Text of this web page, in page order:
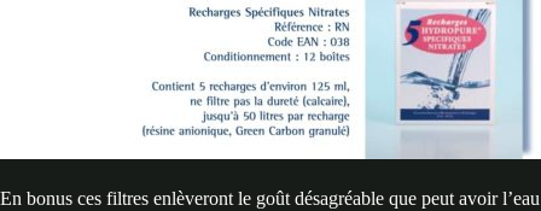
En bonus ces filtres enlèveront le goût désagréable que peut avoir l’eau